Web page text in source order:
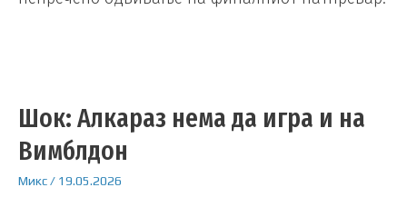
Шок: Алкараз нема да игра и на
Вимблдон
Микс/ 19.05.2026